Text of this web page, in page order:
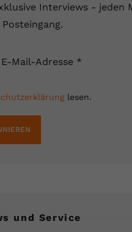
Interviews - jeden
Mail-Adresse *
lesen.
und Service